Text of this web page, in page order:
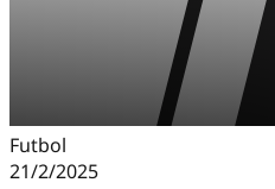
Futbol
21/2/2025